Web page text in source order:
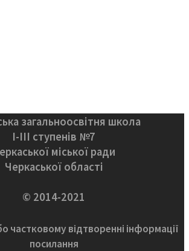
загальноосвітня школа
І-ІІІ ступенів №7
міської ради
Черкаської області
© 2014-2021
частковому відтворенні інформації
посилання